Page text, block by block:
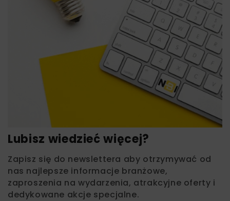
Lubisz wiedzieć więcej?
Zapisz się do newslettera aby otrzymywać od
nas najlepsze informacje branżowe,
zaproszenia na wydarzenia, atrakcyjne oferty i
dedykowane akcje specjalne.